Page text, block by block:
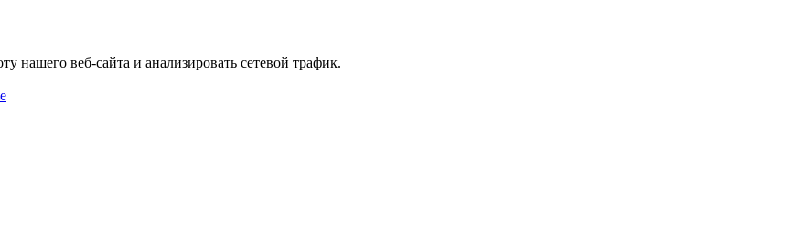
нашего веб-сайта и анализировать сетевой трафик.